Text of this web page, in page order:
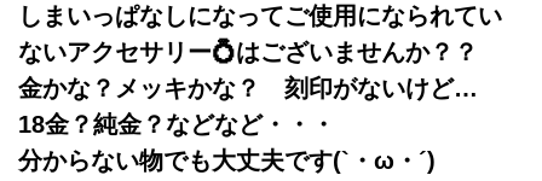
しまいっぱなしになってご使用になられてい
ないアクセサリー💍はございませんか？？
金かな？メッキかな？ 刻印がないけど…
18金？純金？などなど・・・
分からない物でも大丈夫です(`・ω・´)